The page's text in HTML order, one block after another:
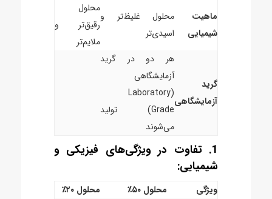
ماهیت
شیمیایی
محلول غلیظ‌تر و
اسیدی‌تر
محلول
رقیق‌تر و
ملایم‌تر
گرید
آزمایشگاهی
هر دو در گرید
آزمایشگاهی
(Laboratory
Grade) تولید
می‌شوند
1. تفاوت در ویژگی‌های فیزیکی و
شیمیایی:
ویژگی محلول ۵۰٪
محلول ۲۰٪